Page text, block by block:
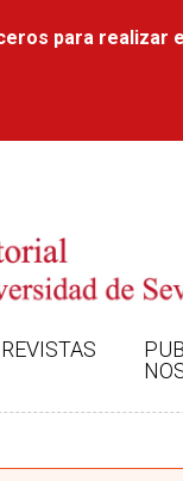
para realizar
REVISTAS